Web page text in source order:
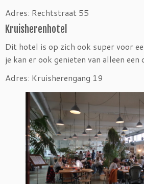
Adres: Rechtstraat 55
Kruisherenhotel
Dit hotel is op zich ook super voor
je kan er ook genieten van alleen
Adres: Kruisherengang 19